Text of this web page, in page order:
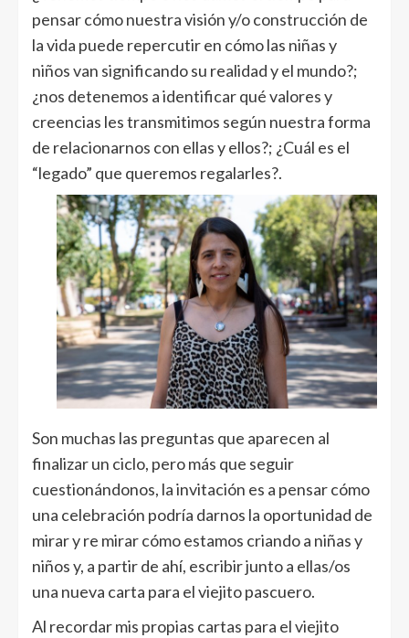
pensar cómo nuestra visión y/o construcción de
la vida puede repercutir en cómo las niñas y
niños van significando su realidad y el mundo?;
¿nos detenemos a identificar qué valores y
creencias les transmitimos según nuestra forma
de relacionarnos con ellas y ellos?; ¿Cuál es el
“legado” que queremos regalarles?.
Son muchas las preguntas que aparecen al
finalizar un ciclo, pero más que seguir
cuestionándonos, la invitación es a pensar cómo
una celebración podría darnos la oportunidad de
mirar y re mirar cómo estamos criando a niñas y
niños y, a partir de ahí, escribir junto a ellas/os
una nueva carta para el viejito pascuero.
Al recordar mis propias cartas para el viejito